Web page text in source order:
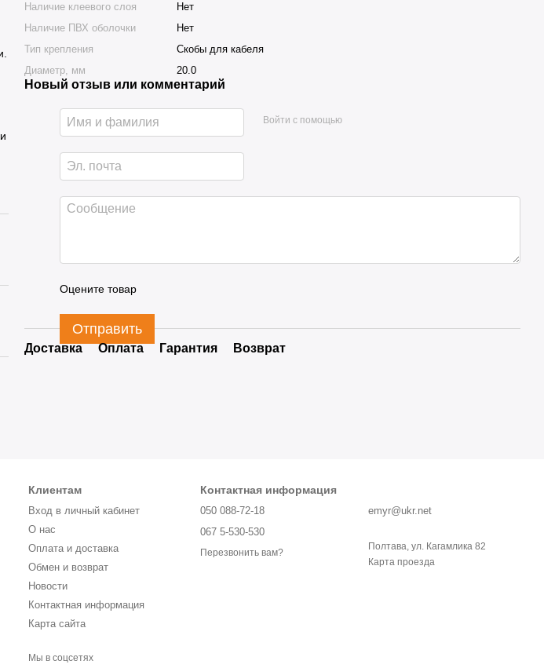
Наличие клеевого слоя
Нет
Наличие ПВХ оболочки
Нет
Тип крепления
Скобы для кабеля
Диаметр, мм
20.0
Новый отзыв или комментарий
Войти с помощью
Оцените товар
Отправить
Доставка Оплата Гарантия Возврат
Клиентам
Вход в личный кабинет
О нас
Оплата и доставка
Обмен и возврат
Новости
Контактная информация
Карта сайта
Мы в соцсетях
Контактная информация
050 088-72-18
067 5-530-530
Перезвонить вам?
emyr@ukr.net
Полтава, ул. Кагамлика 82
Карта проезда